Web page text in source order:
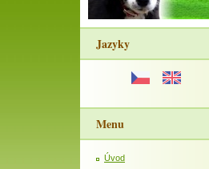
Jazyky
Menu
Úvod